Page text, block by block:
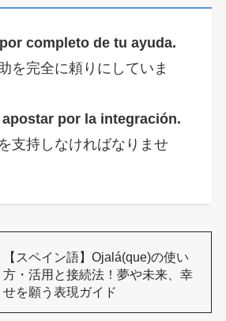
completo de tu ayuda.
を完全に頼りにしていま
por la integración.
支持しなければなりませ
【スペイン語】Ojalá(que)の使い
方・活用と接続法！夢や未来、幸
せを願う表現ガイド